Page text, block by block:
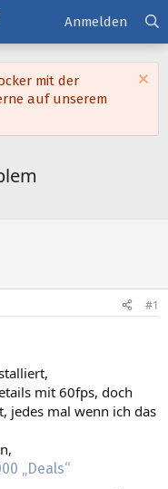
„Deals“
Anmelden
mit der
auf unserem
#1
mit 60fps, doch
jedes mal wenn ich das